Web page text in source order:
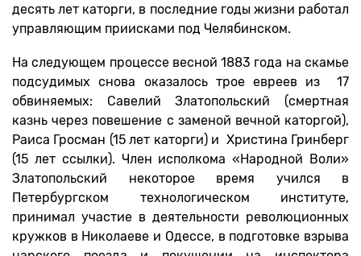
десять лет каторги, в последние годы жизни работал
управляющим приисками под Челябинском.
На следующем процессе весной 1883 года на скамье
подсудимых снова оказалось трое евреев из 17
обвиняемых: Савелий Златопольский (смертная
казнь через повешение с заменой вечной каторгой),
Раиса Гросман (15 лет каторги) и Христина Гринберг
(15 лет ссылки). Член исполкома «Народной Воли»
Златопольский некоторое время учился в
Петербургском технологическом институте,
принимал участие в деятельности революционных
кружков в Николаеве и Одессе, в подготовке взрыва